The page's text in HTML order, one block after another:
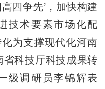
四争先’，加快构建
技术要素市场化配
为支撑现代化河南
省科技厅科技成果转
级调研员李锦辉表